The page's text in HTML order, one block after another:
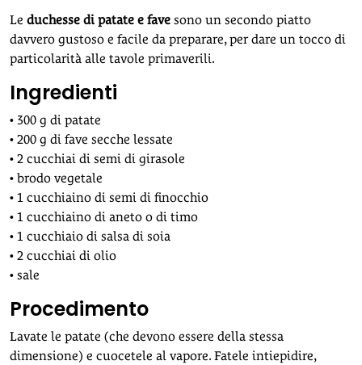
Le duchesse di patate e fave sono un secondo piatto
davvero gustoso e facile da preparare, per dare un tocco di
particolarità alle tavole primaverili.
Ingredienti
• 300 g di patate
• 200 g di fave secche lessate
• 2 cucchiai di semi di girasole
• brodo vegetale
• 1 cucchiaino di semi di finocchio
• 1 cucchiaino di aneto o di timo
• 1 cucchiaio di salsa di soia
• 2 cucchiai di olio
• sale
Procedimento
Lavate le patate (che devono essere della stessa
dimensione) e cuocetele al vapore. Fatele intiepidire,